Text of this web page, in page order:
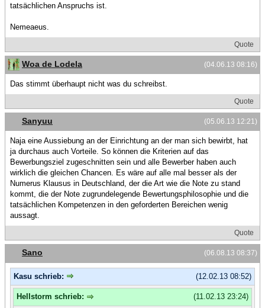
tatsächlichen Anspruchs ist.
Nemeaeus.
Quote
(04.06.13 08:16)
Woa de Lodela
Das stimmt überhaupt nicht was du schreibst.
Quote
(05.06.13 12:21)
Sanyuu
Naja eine Aussiebung an der Einrichtung an der man sich bewirbt, hat
ja durchaus auch Vorteile. So können die Kriterien auf das
Bewerbungsziel zugeschnitten sein und alle Bewerber haben auch
wirklich die gleichen Chancen. Es wäre auf alle mal besser als der
Numerus Klausus in Deutschland, der die Art wie die Note zu stand
kommt, die der Note zugrundelegende Bewertungsphilosophie und die
tatsächlichen Kompetenzen in den geforderten Bereichen wenig
aussagt.
Quote
(06.08.13 08:37)
Sano
(12.02.13 08:52)
Kasu schrieb:
(11.02.13 23:24)
Hellstorm schrieb: